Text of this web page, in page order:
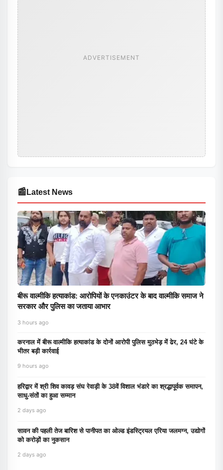
ADVERTISEMENT
📰 Latest News
बीरू वाल्मीकि हत्याकांड: आरोपियों के एनकाउंटर के बाद वाल्मीकि समाज ने
सरकार और पुलिस का जताया आभार
3 hours ago
करनाल में बीरू वाल्मीकि हत्याकांड के दोनों आरोपी पुलिस मुठभेड़ में ढेर, 24 घंटे के
भीतर बड़ी कार्रवाई
9 hours ago
हरिद्वार में श्री शिव कावड़ संघ रेवाड़ी के 38वें विशाल भंडारे का श्रद्धापूर्वक समापन,
साधु-संतों का हुआ सम्मान
2 days ago
सावन की पहली तेज बारिश से पानीपत का ओल्ड इंडस्ट्रियल एरिया जलमग्न, उद्योगों
को करोड़ों का नुकसान
2 days ago